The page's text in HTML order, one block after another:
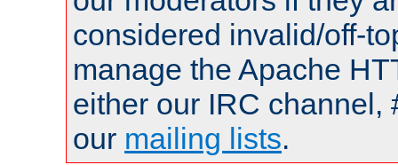
considered invalid/off-
manage the Apache
either our IRC channel,
our mailing lists.